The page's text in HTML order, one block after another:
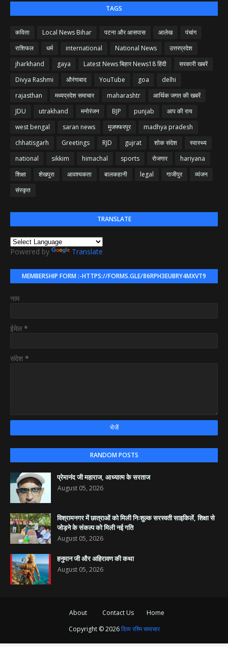
TAGS
कविता Local News Bihar पटना और आसपास आलेख
पंचांग
राशिफल
धर्म international National News
उत्तरप्रदेश
jharkhand
gaya Latest News बिहार News18 हिंदी
सरकारी खबरें
Divya Rashmi
औरंगाबाद YouTube goa
delhi
rajasthan
मध्यप्रदेश समाचार maharashtr
आर्थिक जगत की खबरें
JDU
utrakhand मनोरंजन BJP punjab
आप की राय
west bengal
saran news मुजफ्फरपुर
madhya pradesh
chhatisgarh
Greetings RJD gujrat शोक संदेश
स्वास्थ्य
national
sikkim himachal sports रोजगार
hariyana
शिक्षा
शेखपुरा आवश्यकता बालकहानी legal गाजीपुर
व्यंजन
संस्कृत
TRANSLATE
Powered by Translate
MEMBERSHIP FORM :-HTTPS://FORMS.GLE/86RPH3EUBRY4MXVT9
नाम
ईमेल *
संदेश *
RANDOM POSTS
प्रेमानंद जी महाराज, आध्यात्म के सरताज
August 05, 2026
विश्रामनगर में छात्राओं को मिली निःशुल्क सरस्वती साइकिलें, शिक्षा से
जोड़ने के संकल्प को मिली नई गति
August 05, 2026
हनुमान जी और अहिरावण की कथा
August 05, 2026
About Contact Us
Home
Copyright ©2026दिव्य रश्मि समाचार